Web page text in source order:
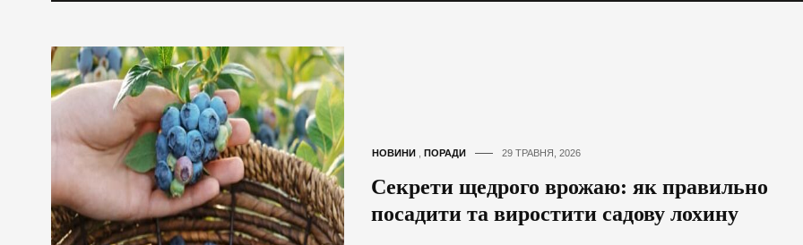
НОВИНИ ПОРАДИ 29 ТРАВНЯ, 2026
Секрети щедрого врожаю: як правильно
посадити та виростити садову лохину